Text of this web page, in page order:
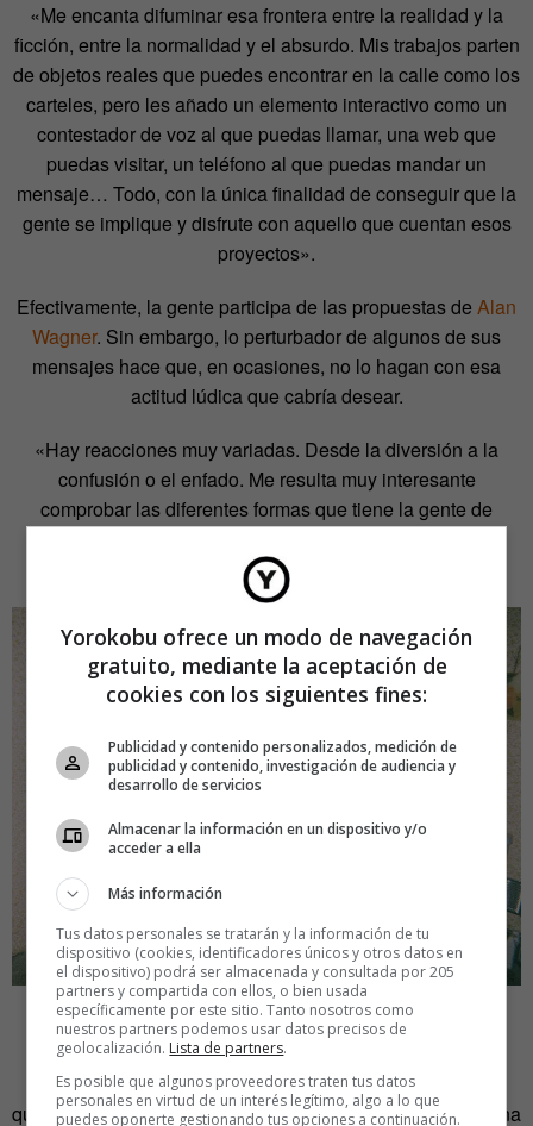
«Me encanta difuminar esa frontera entre la realidad y la
ficción, entre la normalidad y el absurdo. Mis trabajos parten
de objetos reales que puedes encontrar en la calle como los
carteles, pero les añado un elemento interactivo como un
contestador de voz al que puedas llamar, una web que
puedas visitar, un teléfono al que puedas mandar un
mensaje… Todo, con la única finalidad de conseguir que la
gente se implique y disfrute con aquello que cuentan esos
proyectos».
Efectivamente, la gente participa de las propuestas de Alan
Wagner. Sin embargo, lo perturbador de algunos de sus
mensajes hace que, en ocasiones, no lo hagan con esa
actitud lúdica que cabría desear.
«Hay reacciones muy variadas. Desde la diversión a la
confusión o el enfado. Me resulta muy interesante
comprobar las diferentes formas que tiene la gente de
rutinas diarias».
En todo caso, una cosa es reaccionar y asombrarse ante
esas propuestas inusuales y otra, aceptar participar de lo
que en ellas se propone. En otras palabras, ¿hay alguien
que solicitaría recibir lecciones de cómo subir y bajar de una
Yorokobu ofrece un modo de navegación
gratuito, mediante la aceptación de
cookies con los siguientes fines:
Publicidad y contenido personalizados, medición de
publicidad y contenido, investigación de audiencia y
desarrollo de servicios
Almacenar la información en un dispositivo y/o
acceder a ella
Más información
Tus datos personales se tratarán y la información de tu
dispositivo (cookies, identificadores únicos y otros datos en
el dispositivo) podrá ser almacenada y consultada por 205
partners y compartida con ellos, o bien usada
específicamente por este sitio. Tanto nosotros como
nuestros partners podemos usar datos precisos de
geolocalización. Lista de partners.
Es posible que algunos proveedores traten tus datos
personales en virtud de un interés legítimo, algo a lo que
puedes oponerte gestionando tus opciones a continuación.